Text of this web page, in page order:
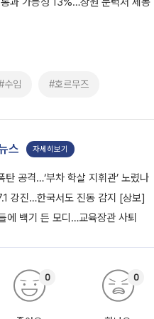
수입 #호르무즈
스 자세히보기
탄 공격…‘부차 학살 지휘관’ 노렸나
강진…한국서도 진동 감지 [상보]
에 백기 든 모디…교육장관 사퇴
0 0